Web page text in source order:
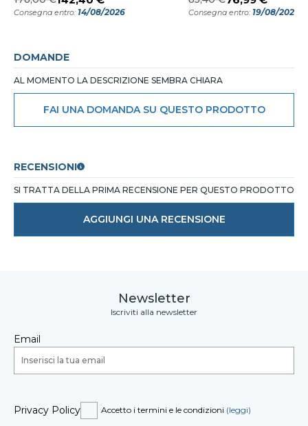
Consegna entro: 14/08/2026 Consegna entro: 19/08/2026
DOMANDE
AL MOMENTO LA DESCRIZIONE SEMBRA CHIARA
FAI UNA DOMANDA SU QUESTO PRODOTTO
RECENSIONI
SI TRATTA DELLA PRIMA RECENSIONE PER QUESTO PRODOTTO
AGGIUNGI UNA RECENSIONE
Newsletter
Iscriviti alla newsletter
Email
Privacy Policy Accetto i termini e le condizioni (leggi)